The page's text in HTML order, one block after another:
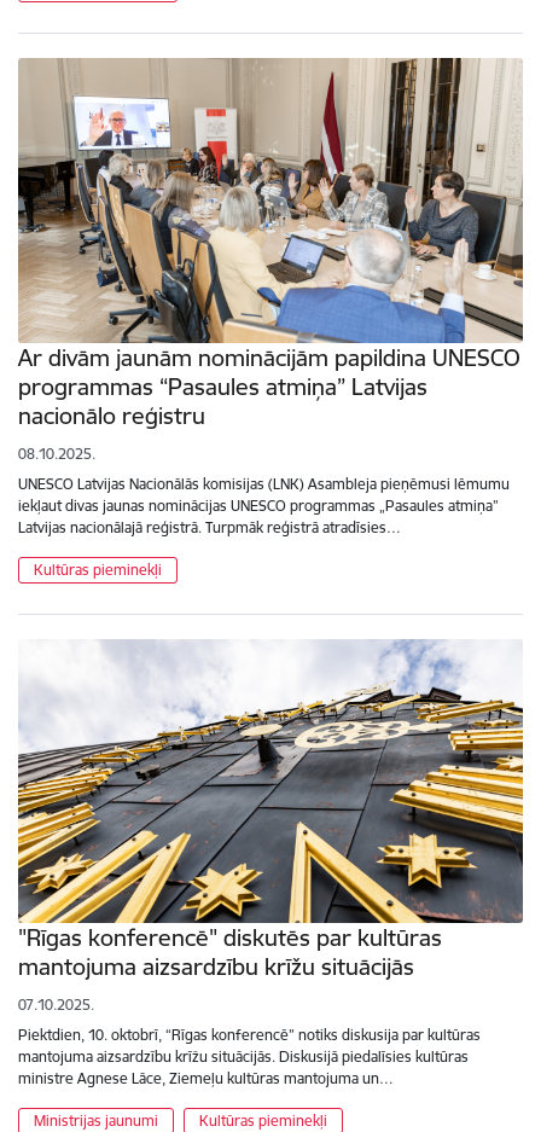
Ar divām jaunām nominācijām papildina UNESCO
programmas “Pasaules atmiņa” Latvijas
nacionālo reģistru
08.10.2025.
UNESCO Latvijas Nacionālās komisijas (LNK) Asambleja pieņēmusi lēmumu
iekļaut divas jaunas nominācijas UNESCO programmas „Pasaules atmiņa”
Latvijas nacionālajā reģistrā. Turpmāk reģistrā atradīsies…
Kultūras pieminekļi
"Rīgas konferencē" diskutēs par kultūras
mantojuma aizsardzību krīžu situācijās
07.10.2025.
Piektdien, 10. oktobrī, “Rīgas konferencē” notiks diskusija par kultūras
mantojuma aizsardzību krīžu situācijās. Diskusijā piedalīsies kultūras
ministre Agnese Lāce, Ziemeļu kultūras mantojuma un…
Ministrijas jaunumi
Kultūras pieminekļi